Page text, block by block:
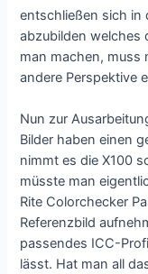
entschließen sich in
abzubilden welches
man machen, muss
andere Perspektive
Nun zur
Bilder haben einen
nimmt es die X100
müsste man
Rite Colorchecker
Referenzbild
passendes ICC-
lässt. Hat man all